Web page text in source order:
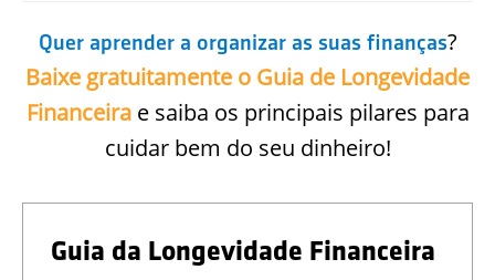
Quer aprender a organizar as suas finanças?
Baixe gratuitamente o Guia de Longevidade
Financeirae saiba os principais pilares para
cuidar bem do seu dinheiro!
Guia da Longevidade Financeira